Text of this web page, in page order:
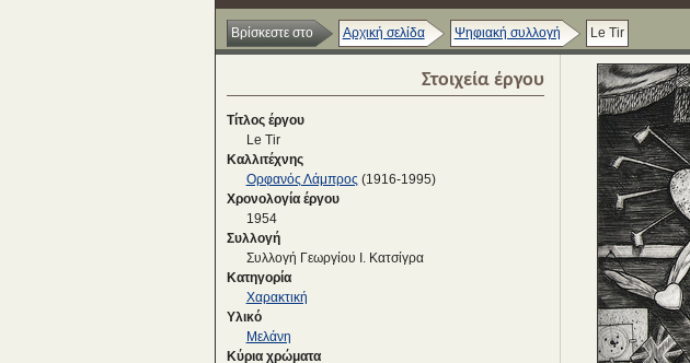
Βρίσκεστε στο Αρχική σελίδα Ψηφιακή συλλογή Le Tir
Στοιχεία έργου
Τίτλος έργου
Le Tir
Καλλιτέχνης
Ορφανός Λάμπρος (1916-1995)
Χρονολογία έργου
1954
Συλλογή
Συλλογή Γεωργίου Ι. Κατσίγρα
Κατηγορία
Χαρακτική
Υλικό
Μελάνη
Κύρια χρώματα